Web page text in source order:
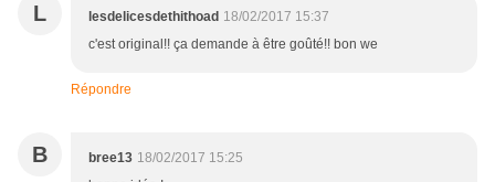
L lesdelicesdethithoad 18/02/2017 15:37
c'est original!! ça demande à être goûté!! bon we
Répondre
B bree13 18/02/2017 15:25